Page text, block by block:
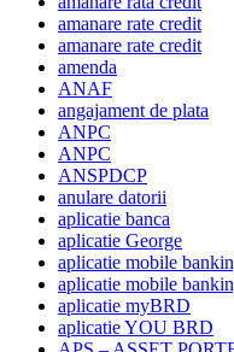
amanare rate credit
amanare rate credit
amenda
ANAF
angajament de plata
ANPC
ANPC
ANSPDCP
anulare datorii
aplicatie banca
aplicatie George
aplicatie mobile
aplicatie mobile
aplicatie myBRD
aplicatie YOU BRD